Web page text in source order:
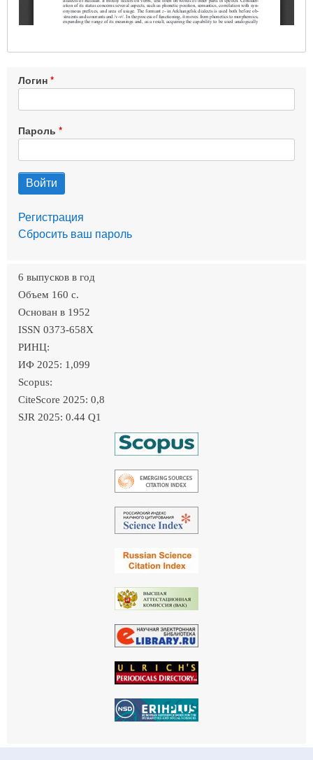
Логин
Пароль
Регистрация
Сбросить ваш пароль
6 выпусков в год
Объем 160 c.
Основан в 1952
ISSN 0373-658X
РИНЦ:
ИФ 2025: 1,099
Scopus:
CiteScore 2025: 0,8
SJR 2025: 0.44 Q1